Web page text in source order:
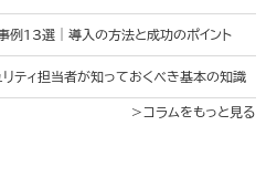
事例13選｜導入の方法と成功のポイント
リティ担当者が知っておくべき基本の知識
コラムをもっと見る